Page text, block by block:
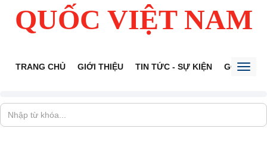
QUỐC VIỆT NAM
TRANG CHỦ GIỚI THIỆU TIN TỨC - SỰ KIỆN GÓP Ý